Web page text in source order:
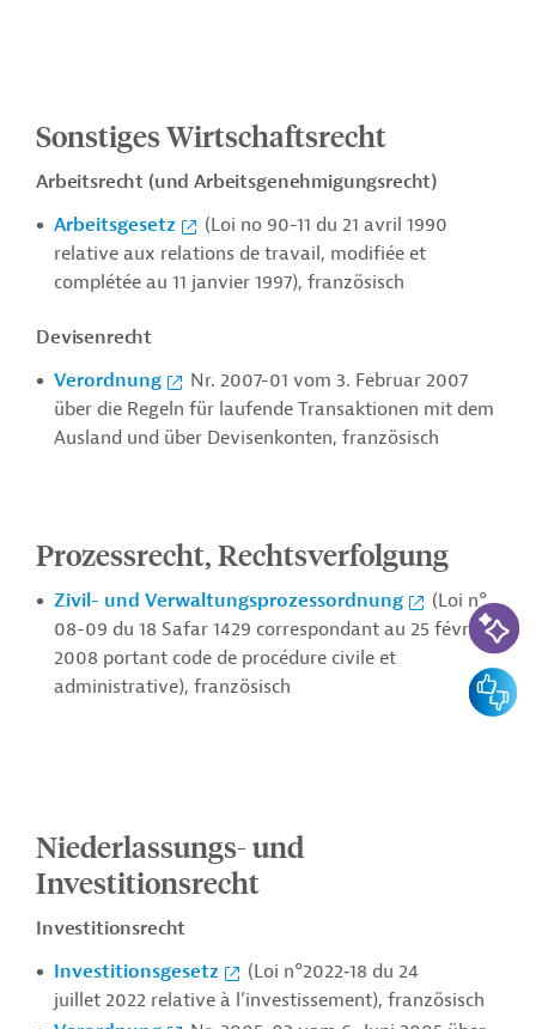
Sonstiges Wirtschaftsrecht
Arbeitsrecht (und Arbeitsgenehmigungsrecht)
Arbeitsgesetz
(Loi no 90-11 du 21 avril 1990
relative aux relations de travail, modifiée et
complétée au 11 janvier 1997), französisch
Devisenrecht
Verordnung
Nr. 2007-01 vom 3. Februar 2007
über die Regeln für laufende Transaktionen mit dem
Ausland und über Devisenkonten, französisch
Prozessrecht, Rechtsverfolgung
Zivil- und Verwaltungsprozessordnung
(Loi n°
08-09 du 18 Safar 1429 correspondant au 25 février
2008 portant code de procédure civile et
administrative), französisch
Niederlassungs- und
Investitionsrecht
Investitionsrecht
Investitionsgesetz
(Loi n°2022‐18 du 24
juillet 2022 relative à l’investissement), französisch
KI-